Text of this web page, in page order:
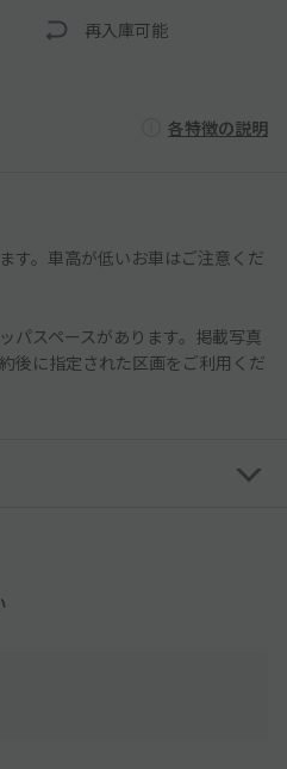
再入庫可能
各特徴の説明
す。車高が低いお車はご注意くだ
パスペースがあります。掲載写真
後に指定された区画をご利用くだ